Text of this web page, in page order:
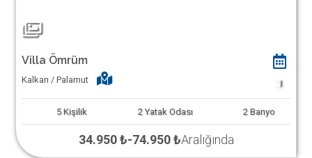
Villa Ömrüm
Kalkan / Palamut 1
5 Kişilik 2 Yatak Odası 2 Banyo
34.950 ₺-74.950 ₺Aralığında